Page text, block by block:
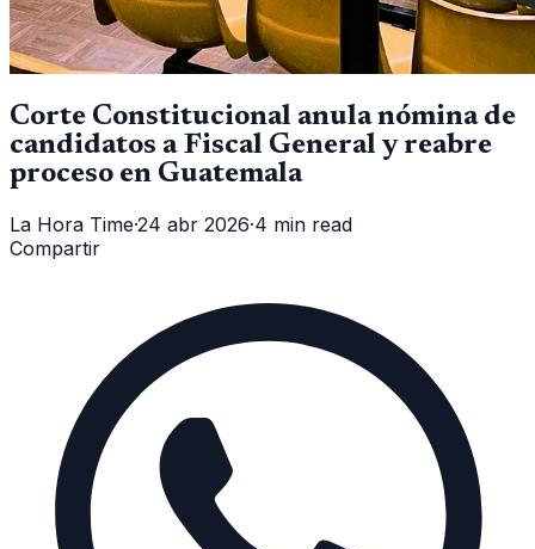
Corte Constitucional anula nómina de
candidatos a Fiscal General y reabre
proceso en Guatemala
La Hora Time·24 abr 2026·4 min read
Compartir